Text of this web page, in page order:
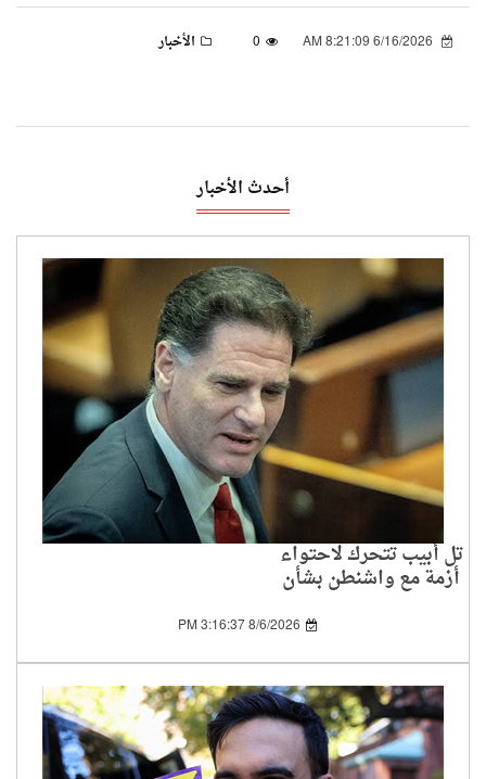
0 الأخبار
أحدث الأخبار
تل أبيب تتحرك لاحتواء
أزمة مع واشنطن بشأن
اتفاق غزة
8/6/2026 3:16:37 PM